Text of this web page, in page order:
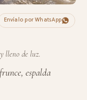
Envíalo por WhatsApp
lleno de luz.
espalda